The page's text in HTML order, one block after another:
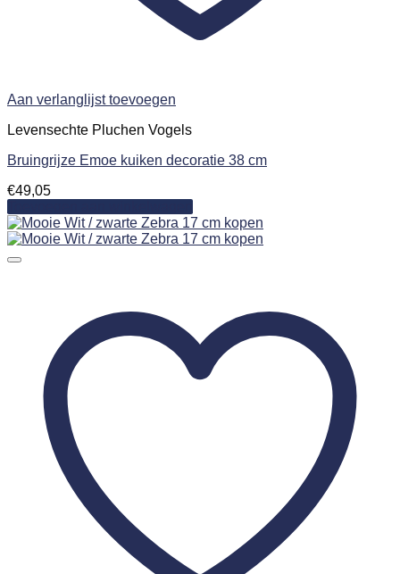
Aan verlanglijst toevoegen
Levensechte Pluchen Vogels
Bruingrijze Emoe kuiken decoratie 38 cm
€49,05